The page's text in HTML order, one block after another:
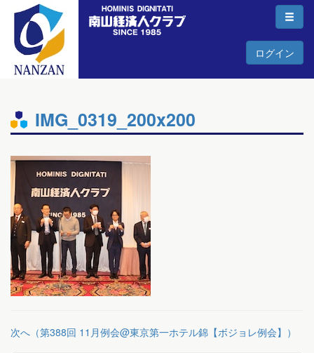
ログイン
IMG_0319_200x200
次へ（第388回 11月例会@東京第一ホテル錦【ボジョレ例会】）